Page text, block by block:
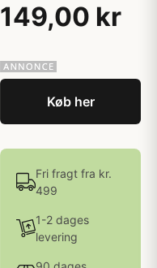
149,00 kr
Køb her
Fri fragt fra kr.
499
1-2 dages
levering